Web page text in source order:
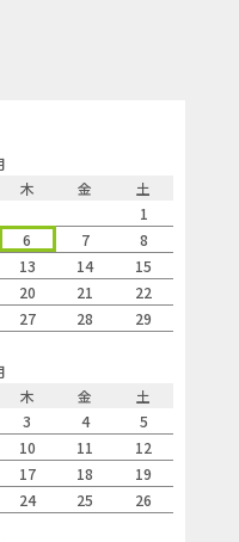
木 金
土
1
6 7
8
13 14
15
20 21
22
27 28
29
木 金
土
3 4
5
10 11
12
17 18
19
24 25
26